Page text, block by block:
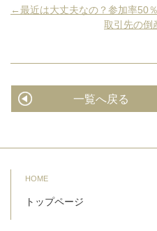
←最近は大丈夫なの？参加率50
取引先の倒
一覧へ戻る
HOME
トップページ